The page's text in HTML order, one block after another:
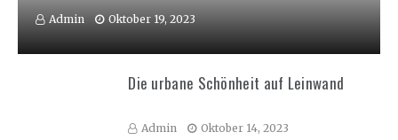
Admin Oktober 19, 2023
Die urbane Schönheit auf Leinwand
Admin Oktober 14, 2023